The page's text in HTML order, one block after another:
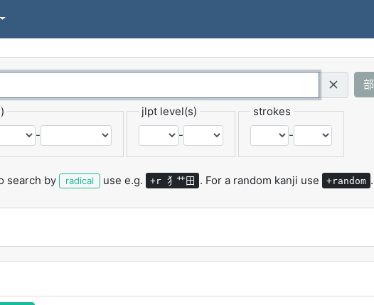
部
-
jlpt level(s)
-
strokes
-
search by radical use e.g. +r 犭艹田 . For a random kanji use +random .